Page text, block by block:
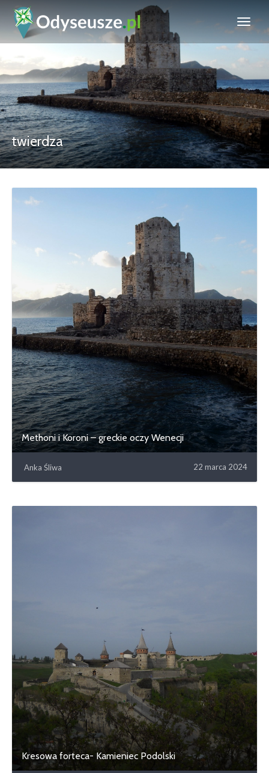
twierdza
Methoni i Koroni – greckie oczy Wenecji
Anka Śliwa 22 marca 2024
Kresowa forteca- Kamieniec Podolski